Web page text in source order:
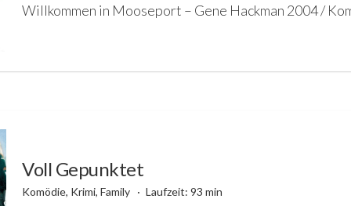
Willkommen in Mooseport – Gene Hackman 2004 /
Voll Gepunktet
Komödie, Krimi, Family Laufzeit: 93 min